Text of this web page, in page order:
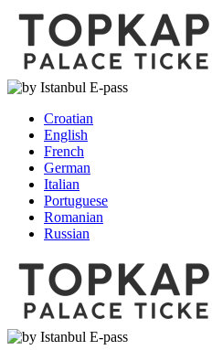
Croatian
English
French
German
Italian
Portuguese
Romanian
Russian